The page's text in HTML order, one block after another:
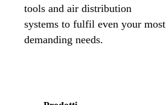
tools and air distribution
systems to fulfil even your most
demanding needs.